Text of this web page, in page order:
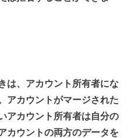
は、アカウント所有者にな
アカウントがマージされた
アカウント所有者は自分の
カウントの両方のデータを